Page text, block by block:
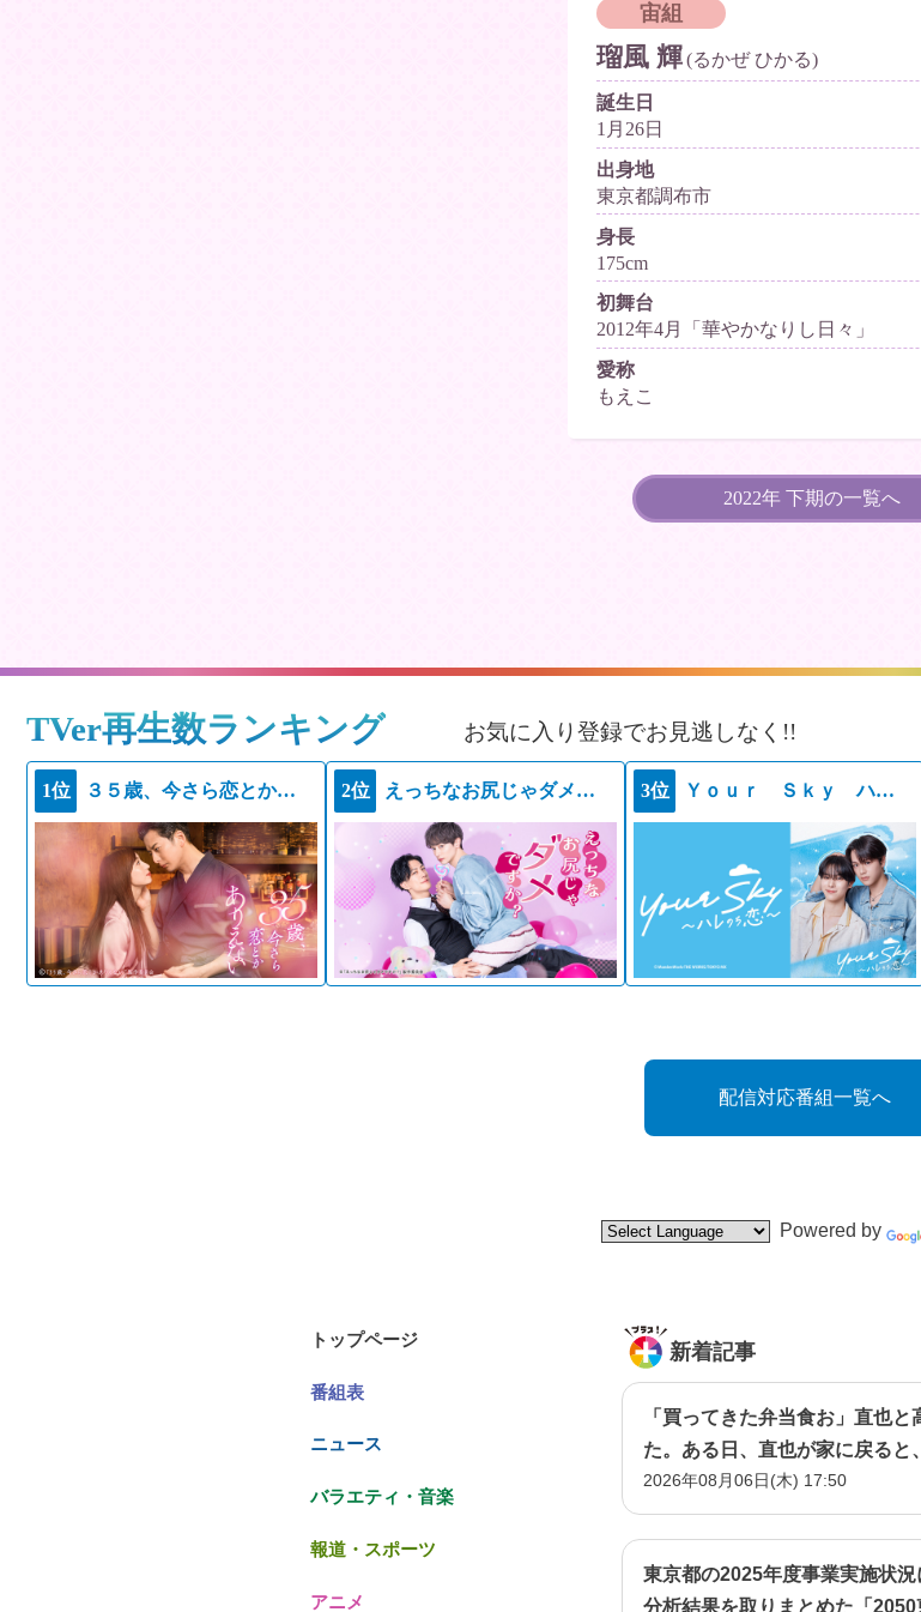
宙組
瑠風 輝 (るかぜ ひかる)
誕生日
1月26日
出身地
東京都調布市
身長
175cm
初舞台
2012年4月「華やかなりし日々」
愛称
もえこ
2022年 下期の一覧へ
TVer再生数ランキング お気に入り登録でお見逃しなく!!
1位 ３５歳、今さら恋とかありえない 2位 えっちなお尻じゃダメですか？ 3位 Ｙｏｕｒ Ｓｋｙ ハレのち恋
配信対応番組一覧へ
Powered by
トップページ
番組表
ニュース
バラエティ・音楽
報道・スポーツ
アニメ
新着記事
「買ってきた弁当食お」直也
た。ある日、直也が家に戻る
に取り巻きだった男・立木だ―
2026年08月06日(木) 17:50
東京都の2025年度事業実施状
分析結果を取りまとめた「